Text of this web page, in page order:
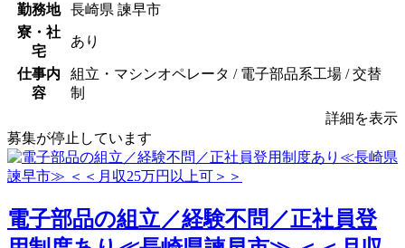
勤務地
長崎県 諫早市
寮・社
宅
あり
仕事内
容
組立・マシンオペレータ / 電子部品系工場 / 交替
制
詳細を表示
募集が停止しています
電子部品の組立／経験不問／正社員登